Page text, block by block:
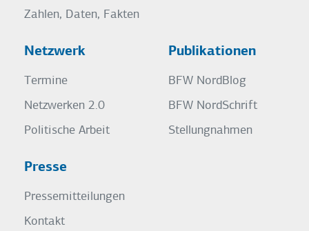
Zahlen, Daten, Fakten
Netzwerk
Termine
Netzwerken 2.0
Politische Arbeit
Publikationen
BFW NordBlog
BFW NordSchrift
Stellungnahmen
Presse
Pressemitteilungen
Kontakt